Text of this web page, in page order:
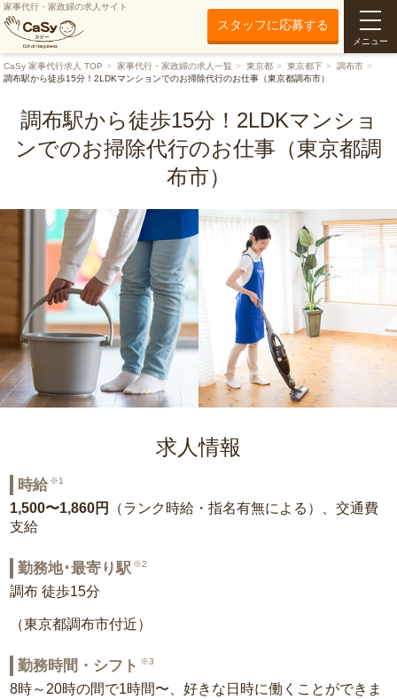
家事代行・家政婦の求人サイト
スタッフに応募する
メニュー
CaSy 家事代行求人 TOP 家事代行・家政婦の求人一覧 東京都 東京都下
調布市
調布駅から徒歩15分！2LDKマンションでのお掃除代行のお仕事（東京都調布市）
調布駅から徒歩15分！2LDKマンショ
ンでのお掃除代行のお仕事（東京都調
布市）
求人情報
時給 ※1
1,500〜1,860円
（ランク時給・指名有無による）、交通費
支給
勤務地･最寄り駅 ※2
調布 徒歩15分
（東京都調布市付近）
勤務時間・シフト ※3
8時～20時の間で1時間〜、好きな日時に働くことができま